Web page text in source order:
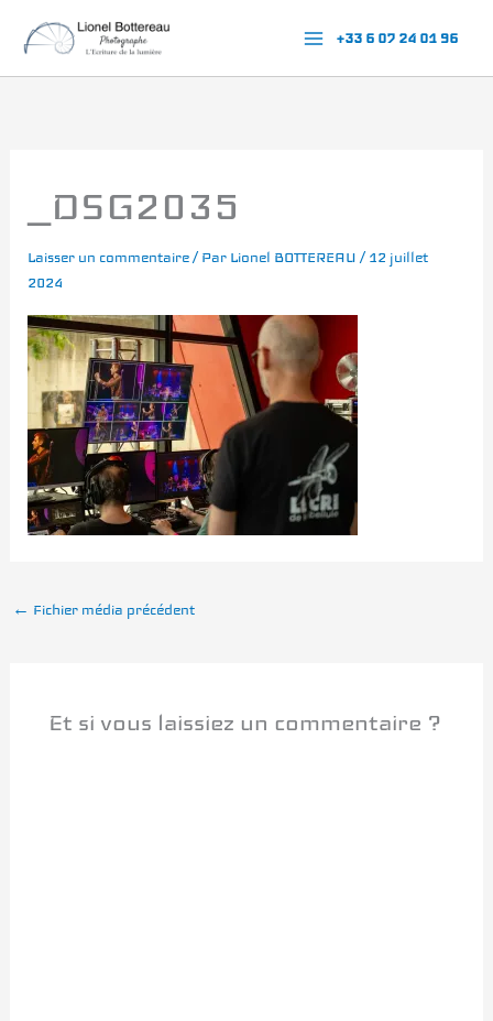
+33 6 07 24 01 96
_DSG2035
Laisser un commentaire / Par Lionel BOTTEREAU/12 juillet
2024
← Fichier média précédent
Et si vous laissiez un commentaire ?